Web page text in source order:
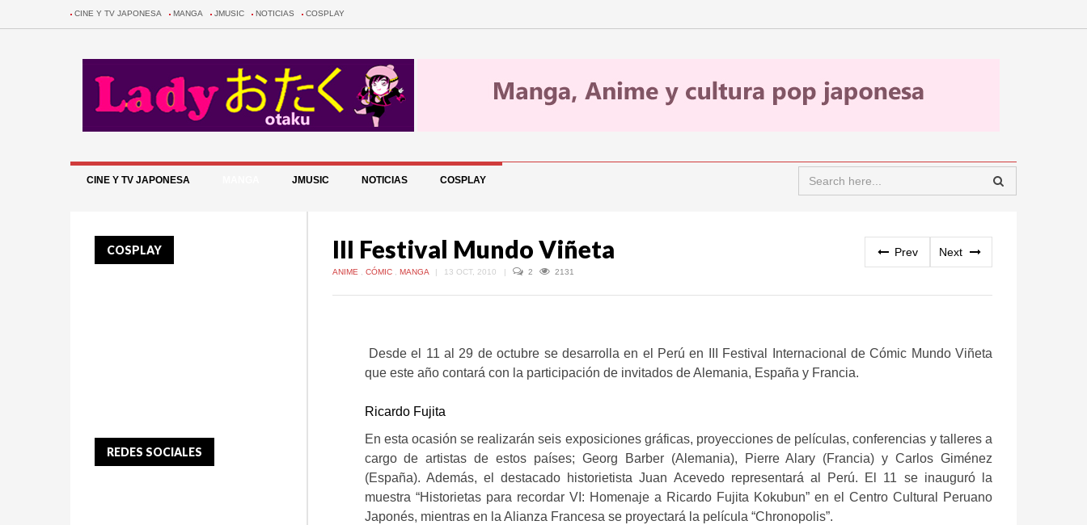
CINE Y TV JAPONESA MANGA JMUSIC NOTICIAS COSPLAY
CINE Y TV JAPONESA JMUSIC NOTICIAS COSPLAY
III Festival Mundo Viñeta Prev Next
ANIME CÓMIC MANGA | 13 OCT, 2010 | 2 2131
Desde el 11 al 29 de octubre se desarrolla en el Perú en III Festival Internacional de Cómic Mundo Viñeta
que este año contará con la participación de invitados de Alemania, España y Francia.
Ricardo Fujita
En esta ocasión se realizarán seis exposiciones gráficas, proyecciones de películas, conferencias y talleres a
cargo de artistas de estos países; Georg Barber (Alemania), Pierre Alary (Francia) y Carlos Giménez
(España). Además, el destacado historietista Juan Acevedo representará al Perú. El 11 se inauguró la
muestra “Historietas para recordar VI: Homenaje a Ricardo Fujita Kokubun” en el Centro Cultural Peruano
Japonés, mientras en la Alianza Francesa se proyectará la película “Chronopolis”.
COSPLAY
REDES SOCIALES